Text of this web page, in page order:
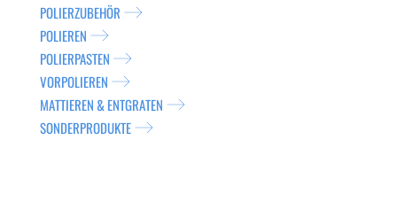
POLIERZUBEHÖR
POLIEREN
POLIERPASTEN
VORPOLIEREN
MATTIEREN & ENTGRATEN
SONDERPRODUKTE